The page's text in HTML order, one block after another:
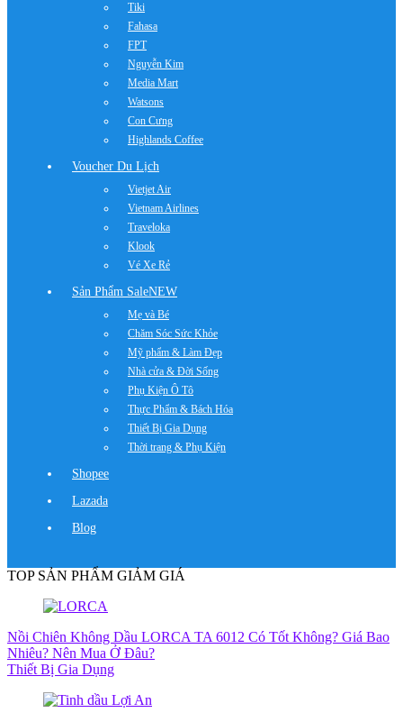
Tiki
Fahasa
FPT
Nguyễn Kim
Media Mart
Watsons
Con Cưng
Highlands Coffee
Voucher Du Lịch
Vietjet Air
Vietnam Airlines
Traveloka
Klook
Vé Xe Rẻ
Sản Phẩm SaleNEW
Mẹ và Bé
Chăm Sóc Sức Khỏe
Mỹ phẩm & Làm Đẹp
Nhà cửa & Đời Sống
Phụ Kiện Ô Tô
Thực Phẩm & Bách Hóa
Thiết Bị Gia Dụng
Thời trang & Phụ Kiện
Shopee
Lazada
Blog
TOP SẢN PHẨM GIẢM GIÁ
Nồi Chiên Không Dầu LORCA TA 6012 Có Tốt Không? Giá Bao
Nhiêu? Nên Mua Ở Đâu?
Thiết Bị Gia Dụng